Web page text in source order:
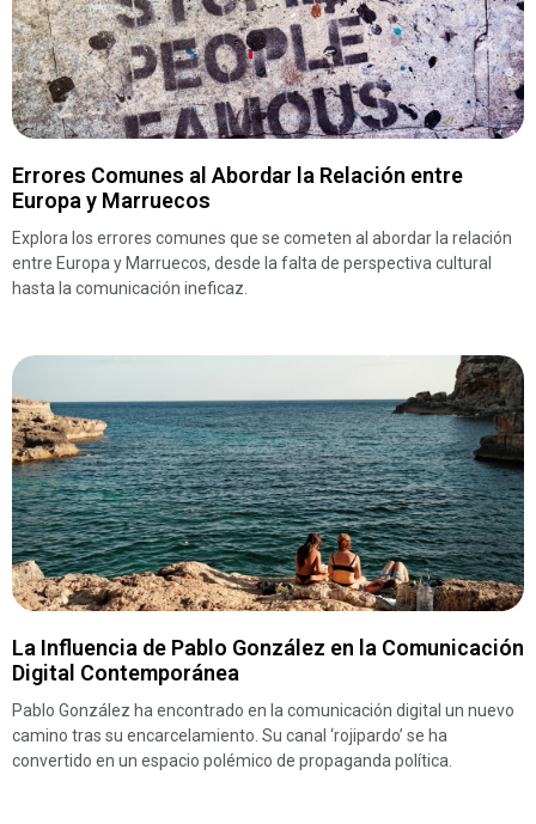
Errores Comunes al Abordar la Relación entre
Europa y Marruecos
Explora los errores comunes que se cometen al abordar la relación
entre Europa y Marruecos, desde la falta de perspectiva cultural
hasta la comunicación ineficaz.
La Influencia de Pablo González en la Comunicación
Digital Contemporánea
Pablo González ha encontrado en la comunicación digital un nuevo
camino tras su encarcelamiento. Su canal ‘rojipardo’ se ha
convertido en un espacio polémico de propaganda política.